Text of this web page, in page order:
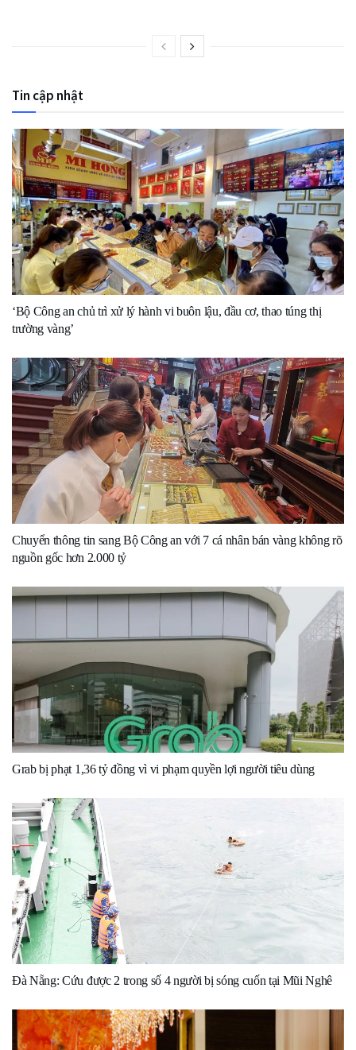
Tin cập nhật
‘Bộ Công an chủ trì xử lý hành vi buôn lậu, đầu cơ, thao túng thị
trường vàng’
Chuyển thông tin sang Bộ Công an với 7 cá nhân bán vàng không rõ
nguồn gốc hơn 2.000 tỷ
Grab bị phạt 1,36 tỷ đồng vì vi phạm quyền lợi người tiêu dùng
Đà Nẵng: Cứu được 2 trong số 4 người bị sóng cuốn tại Mũi Nghê